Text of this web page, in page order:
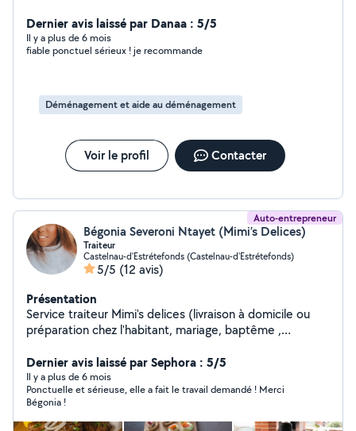
Dernier avis laissé par Danaa : 5/5
Il y a plus de 6 mois
fiable ponctuel sérieux ! je recommande
Déménagement et aide au déménagement
Voir le profil Contacter
Auto-entrepreneur
Bégonia Severoni Ntayet (Mimi’s Delices)
Traiteur
Castelnau-d'Estrétefonds (Castelnau-d'Estrétefonds)
5/5 (12 avis)
Présentation
Service traiteur Mimi's delices (livraison à domicile ou
préparation chez l'habitant, mariage, baptême ,
mesure sur demande.
Dernier avis laissé par Sephora : 5/5
Il y a plus de 6 mois
Ponctuelle et sérieuse, elle a fait le travail demandé ! Merci
Bégonia !